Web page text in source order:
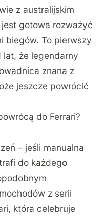
z australijskim
jest gotowa rozważyć
biegów. To pierwszy
lat, że legendarny
znana z
jeszcze powrócić
do Ferrari?
– jeśli manualna
do każdego
z serii
która celebruje